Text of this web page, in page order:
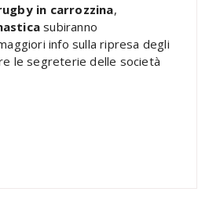
in carrozzina,
subiranno
info sulla ripresa degli
le segreterie delle società